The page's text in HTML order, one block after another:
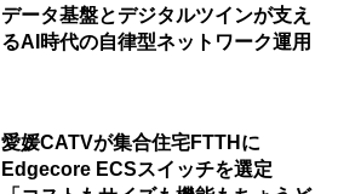
データ基盤とデジタルツインが支え
るAI時代の自律型ネットワーク運用
愛媛CATVが集合住宅FTTHに
Edgecore ECSスイッチを選定